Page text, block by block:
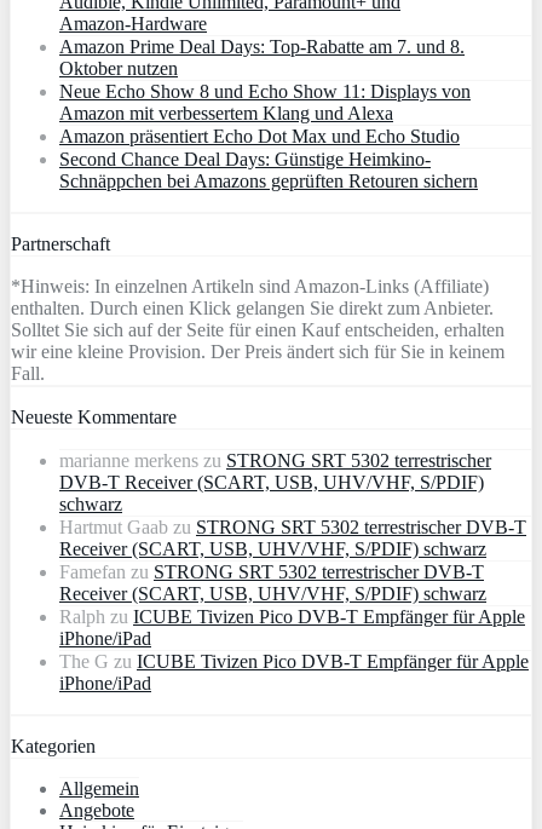
Amazon‑Hardware
Amazon Prime Deal Days: Top-Rabatte am 7. und 8.
Oktober nutzen
Neue Echo Show 8 und Echo Show 11: Displays von
Amazon mit verbessertem Klang und Alexa
Amazon präsentiert Echo Dot Max und Echo Studio
Second Chance Deal Days: Günstige Heimkino-
Schnäppchen bei Amazons geprüften Retouren sichern
Partnerschaft
*Hinweis: In einzelnen Artikeln sind Amazon-Links (Affiliate)
enthalten. Durch einen Klick gelangen Sie direkt zum Anbieter.
Solltet Sie sich auf der Seite für einen Kauf entscheiden, erhalten
wir eine kleine Provision. Der Preis ändert sich für Sie in keinem
Fall.
Neueste Kommentare
marianne merkens zu STRONG SRT 5302 terrestrischer
DVB-T Receiver (SCART, USB, UHV/VHF, S/PDIF)
schwarz
Hartmut Gaab zu STRONG SRT 5302 terrestrischer DVB-T
Receiver (SCART, USB, UHV/VHF, S/PDIF) schwarz
Famefan zu STRONG SRT 5302 terrestrischer DVB-T
Receiver (SCART, USB, UHV/VHF, S/PDIF) schwarz
Ralph zu ICUBE Tivizen Pico DVB-T Empfänger für Apple
iPhone/iPad
The G zu ICUBE Tivizen Pico DVB-T Empfänger für Apple
iPhone/iPad
Kategorien
Allgemein
Angebote